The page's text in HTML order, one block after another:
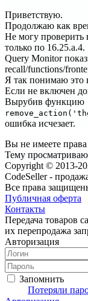
Приветствую.
Продолжаю как
Не могу проверить
только по 16.25.a.4.
Query Monitor
recall/functions/
Я так понимаю это
Если не включен
Вырубив функцию
ошибка исчезает.
Вы не имеете
Тему
Copyright © 2013-
CodeSeller -
Все права
Публичная оферта
Контакты
Передача товаров
их перепродажа
Авторизация
Запомнить
Потеряли